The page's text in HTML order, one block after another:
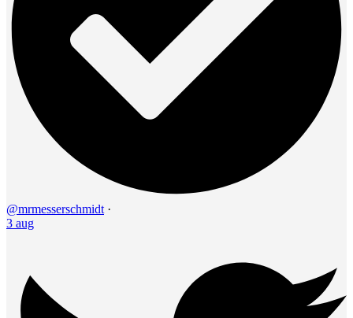
@mrmesserschmidt ·
3 aug